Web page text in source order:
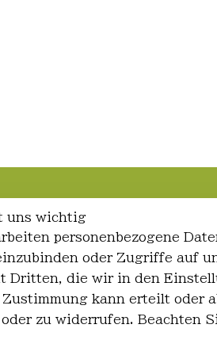
uns wichtig
personenbezogene
oder Zugriffe auf
die wir in den
kann erteilt oder
zu widerrufen. Beachten